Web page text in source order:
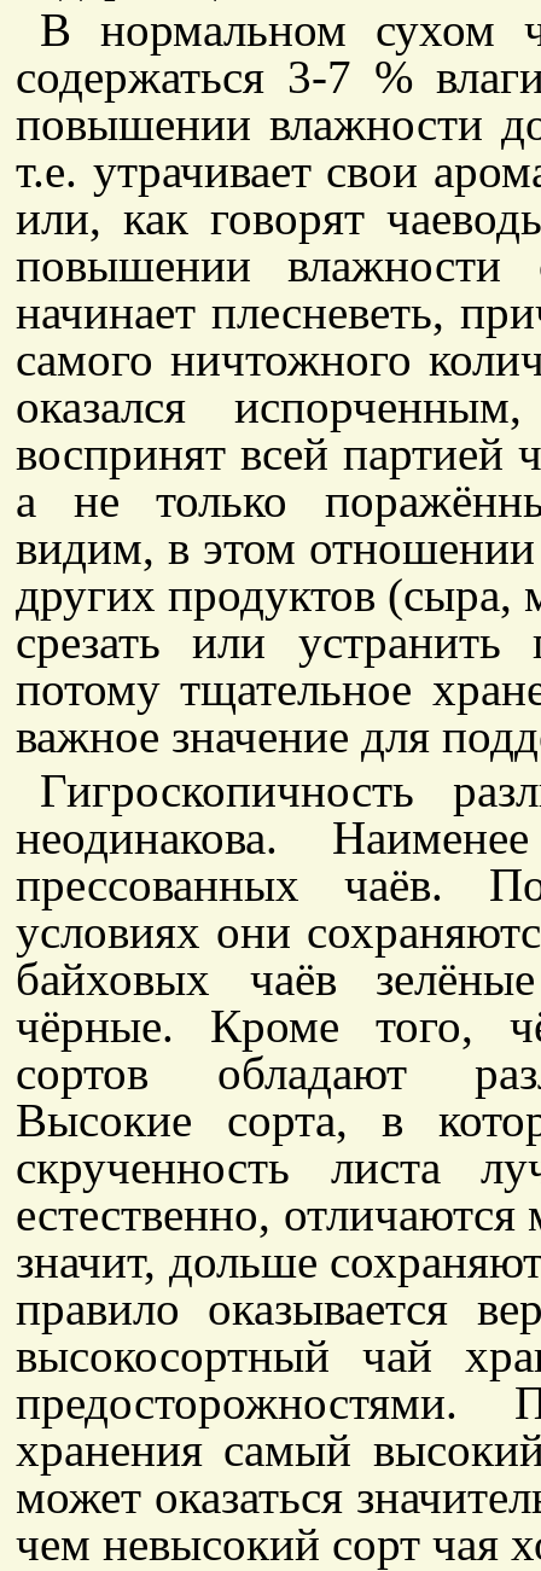
В нормальном сухом
содержаться 3-7 %
повышении влажности
т.е. утрачивает свои
или, как говорят
повышении
начинает плесневеть,
самого ничтожного
оказался
воспринят всей партией
а не только
видим, в этом отношении
других продуктов (сыра,
срезать или
потому тщательное
важное значение для
Гигроскопичность
неодинакова.
прессованных чаёв.
условиях они
байховых чаёв
чёрные. Кроме того,
сортов обладают
Высокие сорта, в
скрученность листа
естественно,
значит, дольше
правило оказывается
высокосортный чай
хранения самый
может оказаться
чем невысокий сорт чая